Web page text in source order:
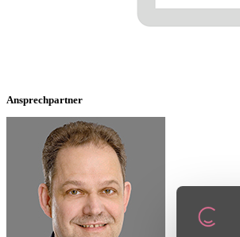
Ansprechpartner